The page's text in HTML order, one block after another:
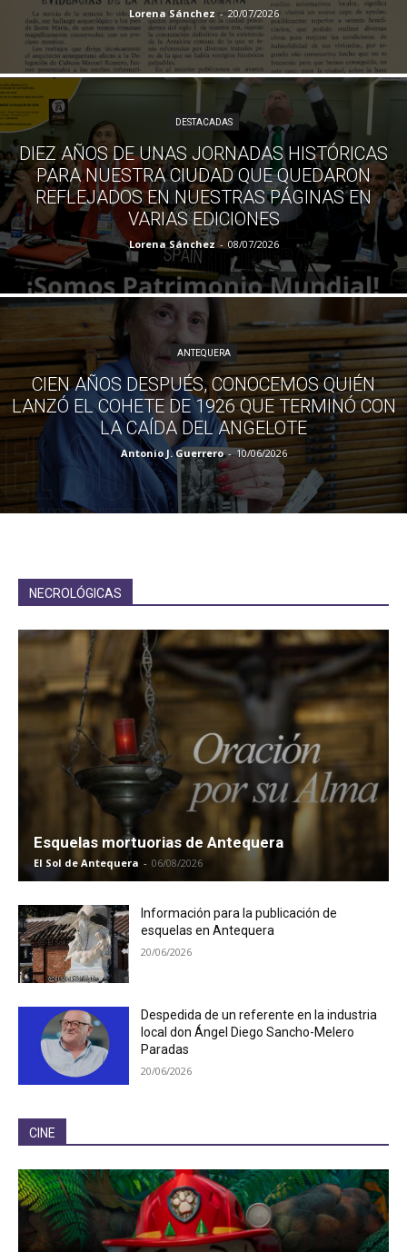
Lorena Sánchez - 20/07/2026
DESTACADAS
DIEZ AÑOS DE UNAS JORNADAS HISTÓRICAS
PARA NUESTRA CIUDAD QUE QUEDARON
REFLEJADOS EN NUESTRAS PÁGINAS EN
VARIAS EDICIONES
Lorena Sánchez - 08/07/2026
ANTEQUERA
CIEN AÑOS DESPUÉS, CONOCEMOS QUIÉN
LANZÓ EL COHETE DE 1926 QUE TERMINÓ CON
LA CAÍDA DEL ANGELOTE
Antonio J. Guerrero - 10/06/2026
NECROLÓGICAS
Esquelas mortuorias de Antequera
El Sol de Antequera - 06/08/2026
Información para la publicación de
esquelas en Antequera
20/06/2026
Despedida de un referente en la industria
local don Ángel Diego Sancho-Melero
Paradas
20/06/2026
CINE